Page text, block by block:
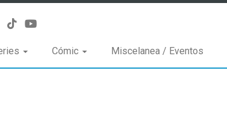
Cómic Miscelanea / Eventos